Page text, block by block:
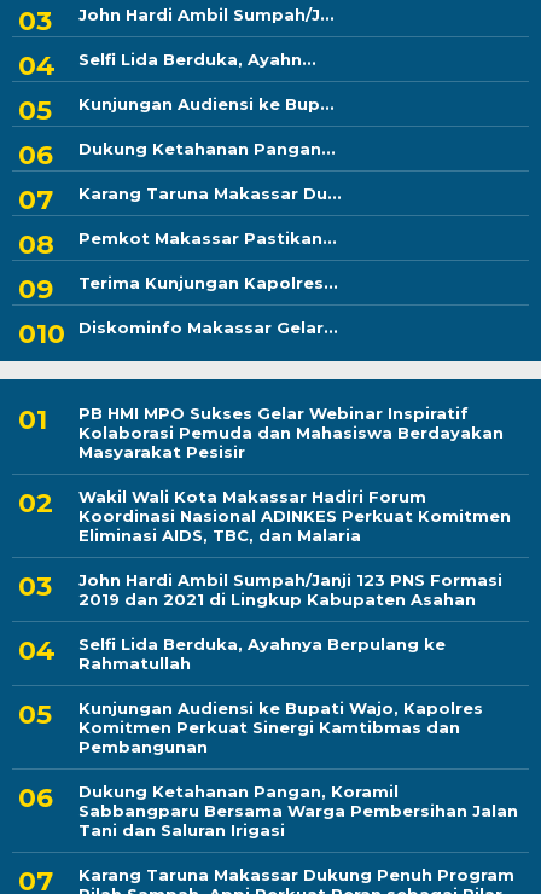
John Hardi Ambil Sumpah/J...
Selfi Lida Berduka, Ayahn...
Kunjungan Audiensi ke Bup...
Dukung Ketahanan Pangan...
Karang Taruna Makassar Du...
Pemkot Makassar Pastikan...
Terima Kunjungan Kapolres...
Diskominfo Makassar Gelar...
PB HMI MPO Sukses Gelar Webinar Inspiratif
Kolaborasi Pemuda dan Mahasiswa Berdayakan
Masyarakat Pesisir
Wakil Wali Kota Makassar Hadiri Forum
Koordinasi Nasional ADINKES Perkuat Komitmen
Eliminasi AIDS, TBC, dan Malaria
John Hardi Ambil Sumpah/Janji 123 PNS Formasi
2019 dan 2021 di Lingkup Kabupaten Asahan
Selfi Lida Berduka, Ayahnya Berpulang ke
Rahmatullah
Kunjungan Audiensi ke Bupati Wajo, Kapolres
Komitmen Perkuat Sinergi Kamtibmas dan
Pembangunan
Dukung Ketahanan Pangan, Koramil
Sabbangparu Bersama Warga Pembersihan Jalan
Tani dan Saluran Irigasi
Karang Taruna Makassar Dukung Penuh Program